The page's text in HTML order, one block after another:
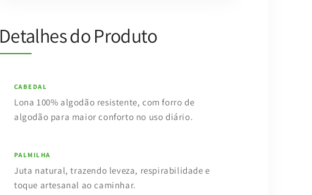
Detalhes do Produto
CABEDAL
Lona 100% algodão resistente, com forro de
algodão para maior conforto no uso diário.
PALMILHA
Juta natural, trazendo leveza, respirabilidade e
toque artesanal ao caminhar.